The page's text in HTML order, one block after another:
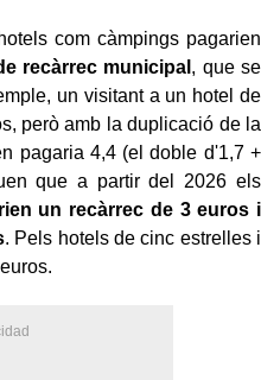
com càmpings pagarien
recàrrec municipal , que se
un visitant a un hotel de
però amb la duplicació de la
pagaria 4,4 (el doble d'1,7 +
que a partir del 2026 els
un recàrrec de 3 euros i
. Pels hotels de cinc estrelles i